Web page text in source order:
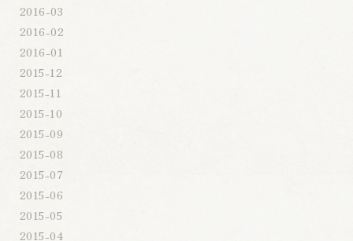
2016-03
2016-02
2016-01
2015-12
2015-11
2015-10
2015-09
2015-08
2015-07
2015-06
2015-05
2015-04